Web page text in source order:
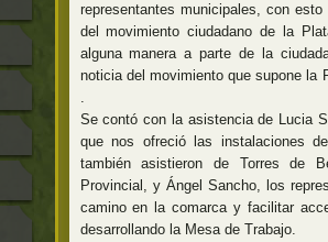
representantes municipales, con
del movimiento ciudadano de la
alguna manera a parte de la
noticia del movimiento que supone la
.
Se contó con la asistencia de Lucia
que nos ofreció las instalaciones
también asistieron de Torres de
Provincial, y Ángel Sancho, los
camino en la comarca y facilitar
desarrollando la Mesa de Trabajo.